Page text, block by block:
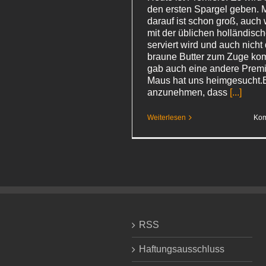
den ersten Spargel geben.
darauf ist schon groß, auch
mit der üblichen
serviert wird und auch nicht
braune Butter zum Zuge
gab auch eine andere
Maus hat uns
anzunehmen, dass [...]
Weiterlesen
RSS
Haftungsausschluss